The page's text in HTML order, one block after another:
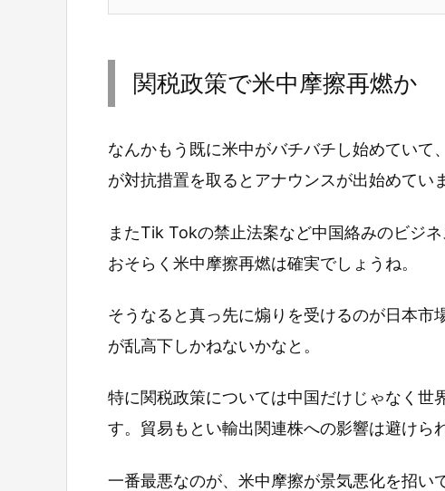
関税政策で米中摩擦再燃か
なんかもう既に米中がバチバチし始めていて
が対抗措置を取るとアナウンスが出始めてい
またTik Tokの禁止法案など中国絡みのビジ
おそらく米中摩擦再燃は確実でしょうね。
そうなると真っ先に煽りを受けるのが日本
が乱高下しかねないかなと。
特に関税政策については中国だけじゃなく世
す。貿易もとい輸出関連株への影響は避けら
一番最悪なのが、米中摩擦が景気悪化を招い